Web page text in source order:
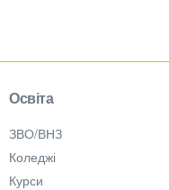
Освіта
ЗВО/ВНЗ
Коледжі
Курси